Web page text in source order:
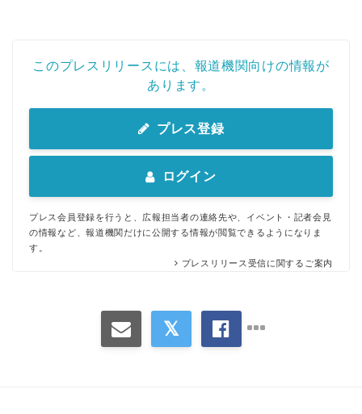
このプレスリリースには、報道機関向けの情報が
あります。
プレス登録
ログイン
プレス会員登録を行うと、広報担当者の連絡先や、イベント・記者会見
の情報など、報道機関だけに公開する情報が閲覧できるようになりま
す。
プレスリリース受信に関するご案内
Japanese
English